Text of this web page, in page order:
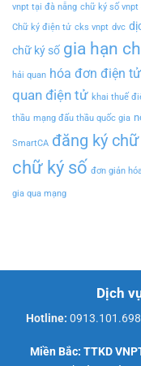
vnpt tại đà nẵng chữ ký số vnpt
Chữ ký điện tử cks vnpt dvc
chữ ký số gia hạn
hải quan hóa đơn điện tử
quan điện tử khai thuế
thầu mạng đấu thầu quốc gia
SmartCA đăng ký
chữ ký số đơn giản
gia qua mạng
Dịch
Hotline: 0913.101.698
Miền Bắc: TTKD